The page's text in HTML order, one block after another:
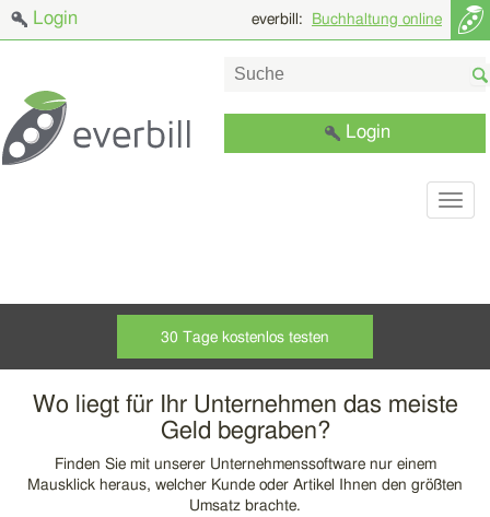
Login everbill: Buchhaltung online
Login
30 Tage kostenlos testen
Wo liegt für Ihr Unternehmen das meiste
Geld begraben?
Finden Sie mit unserer Unternehmenssoftware nur einem
Mausklick heraus, welcher Kunde oder Artikel Ihnen den größten
Umsatz brachte.